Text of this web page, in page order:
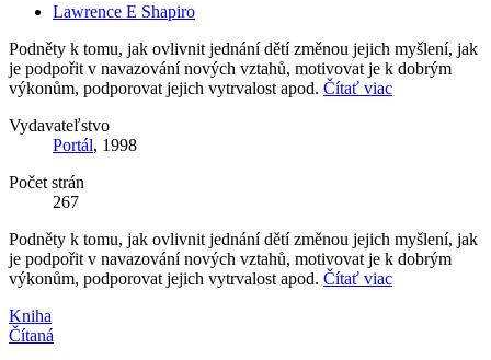
Lawrence E Shapiro
Podněty k tomu, jak ovlivnit jednání dětí změnou jejich myšlení, jak
je podpořit v navazování nových vztahů, motivovat je k dobrým
výkonům, podporovat jejich vytrvalost apod. Čítať viac
Vydavateľstvo
Portál, 1998
Počet strán
267
Podněty k tomu, jak ovlivnit jednání dětí změnou jejich myšlení, jak
je podpořit v navazování nových vztahů, motivovat je k dobrým
výkonům, podporovat jejich vytrvalost apod. Čítať viac
Kniha
Čítaná